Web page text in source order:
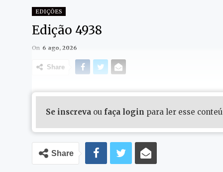
EDIÇÕES
Edição 4938
On 6 ago, 2026
Share
Se inscreva ou faça login para ler esse
Share